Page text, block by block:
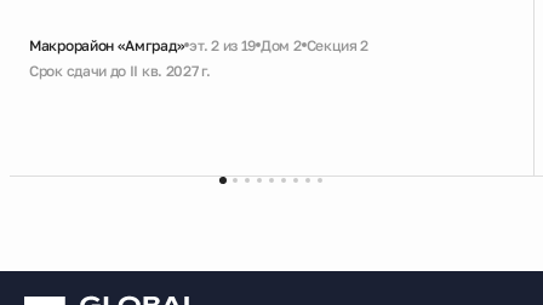
Макрорайон «Амград» эт. 2 из 19 Дом 2 Секция 2
Срок сдачи до II кв. 2027 г.